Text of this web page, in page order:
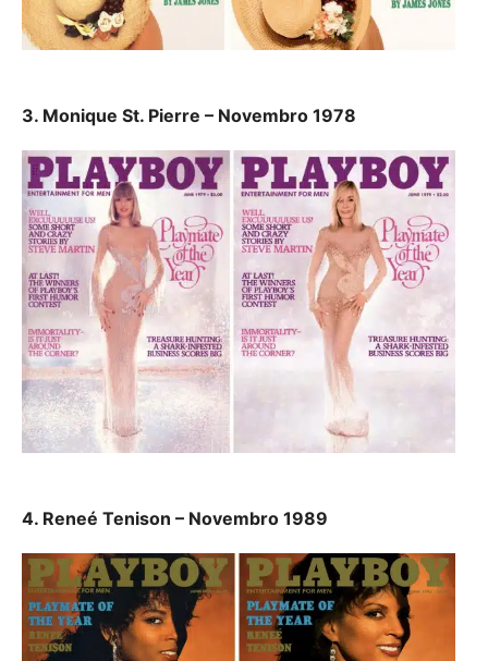
3. Monique St. Pierre – Novembro 1978
4. Reneé Tenison – Novembro 1989